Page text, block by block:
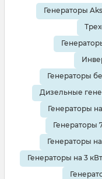
Генераторы
Генераторы
Дизельные
Генераторы
Генераторы
Генераторы на
Генераторы на 3 кВт